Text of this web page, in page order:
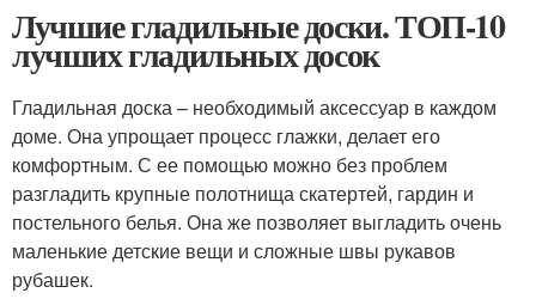
Лучшие гладильные доски. ТОП-10
лучших гладильных досок
Гладильная доска – необходимый аксессуар в каждом
доме. Она упрощает процесс глажки, делает его
комфортным. С ее помощью можно без проблем
разгладить крупные полотнища скатертей, гардин и
постельного белья. Она же позволяет выгладить очень
маленькие детские вещи и сложные швы рукавов
рубашек.